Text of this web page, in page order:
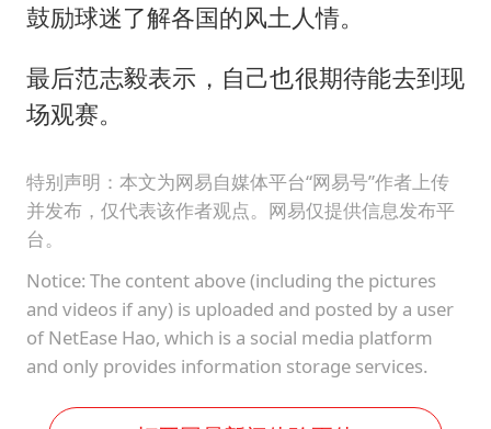
鼓励球迷了解各国的风土人情。
最后范志毅表示，自己也很期待能去到现
场观赛。
特别声明：本文为网易自媒体平台“网易号”作者上传
并发布，仅代表该作者观点。网易仅提供信息发布平
台。
Notice: The content above (including the pictures
and videos if any) is uploaded and posted by a user
of NetEase Hao, which is a social media platform
and only provides information storage services.